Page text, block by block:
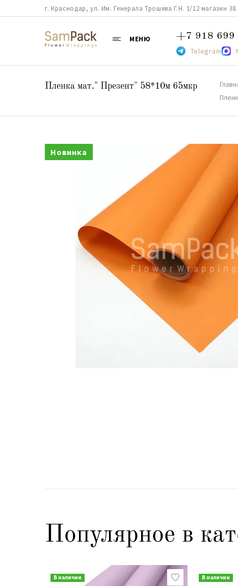
г. Краснодар, ул. Им. Генерала Трошева Г.Н. 1/12 магазин
МЕНЮ +7 918 699
Telegram
Пленка мат." Презент" 58*10м 65мкр
Новинка
Популярное в
В наличии
В наличии